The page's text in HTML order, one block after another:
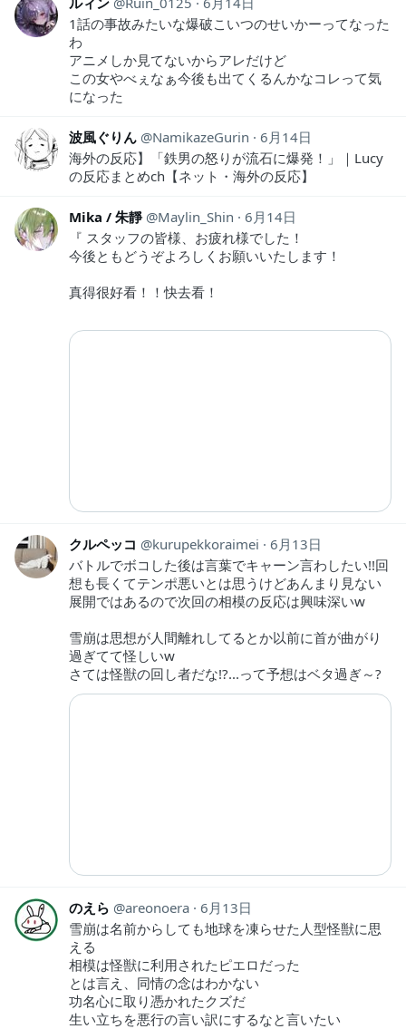
1話の事故みたいな爆破こいつのせいかーってなった
わ
アニメしか見てないからアレだけど
この女やべぇなぁ今後も出てくるんかなコレって気
になった
波風ぐりん NamikazeGurin
6月14日
海外の反応】「鉄男の怒りが流石に爆発！」｜Lucy
の反応まとめch【ネット・海外の反応】
Mika / 朱靜 Maylin_Shin
6月14日
『 スタッフの皆様、お疲れ様でした！
今後ともどうぞよろしくお願いいたします！
真得很好看！！快去看！
クルペッコ kurupekkoraimei
6月13日
バトルでボコした後は言葉でキャーン言わしたい!!回
想も長くてテンポ悪いとは思うけどあんまり見ない
展開ではあるので次回の相模の反応は興味深いw
雪崩は思想が人間離れしてるとか以前に首が曲がり
過ぎてて怪しいw
さては怪獣の回し者だな!?...って予想はベタ過ぎ～?
のえら areonoera 6月13日
雪崩は名前からしても地球を凍らせた人型怪獣に思
える
相模は怪獣に利用されたピエロだった
とは言え、同情の念はわかない
功名心に取り憑かれたクズだ
生い立ちを悪行の言い訳にするなと言いたい